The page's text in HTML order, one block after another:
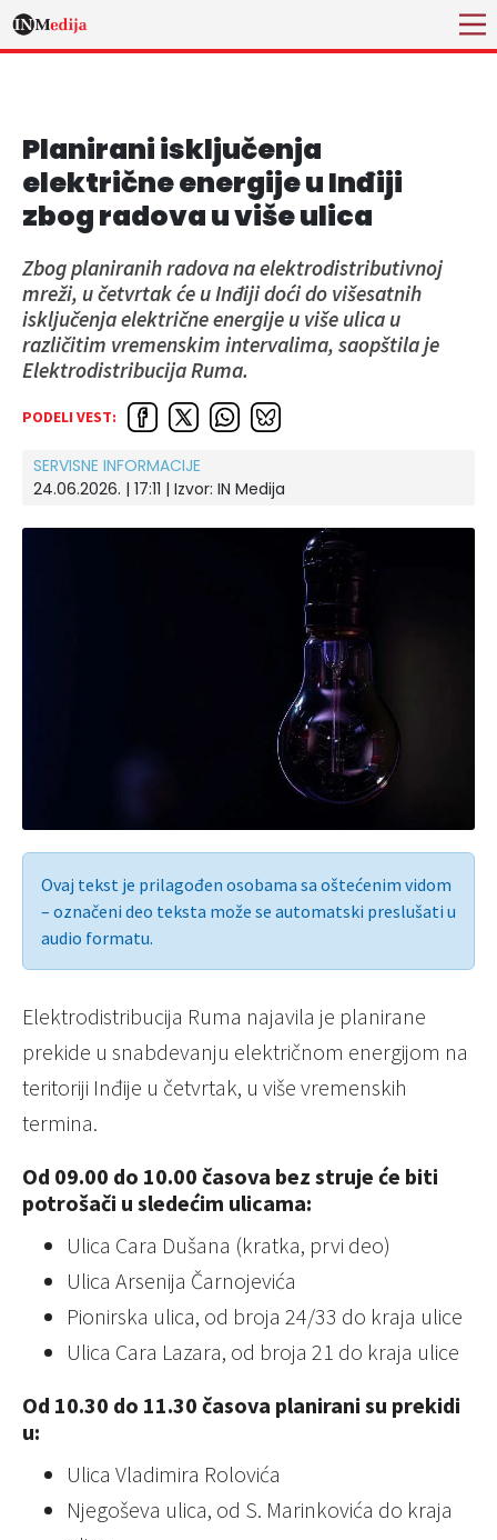
Planirani isključenja
električne energije u Inđiji
zbog radova u više ulica
Zbog planiranih radova na elektrodistributivnoj
mreži, u četvrtak će u Inđiji doći do višesatnih
isključenja električne energije u više ulica u
različitim vremenskim intervalima, saopštila je
Elektrodistribucija Ruma.
PODELI VEST:
SERVISNE INFORMACIJE
24.06.2026. | 17:11 | Izvor: IN Medija
Ovaj tekst je prilagođen osobama sa oštećenim vidom
– označeni deo teksta može se automatski preslušati u
audio formatu.
Elektrodistribucija Ruma najavila je planirane
prekide u snabdevanju električnom energijom na
teritoriji Inđije u četvrtak, u više vremenskih
termina.
Od 09.00 do 10.00 časova bez struje će biti
potrošači u sledećim ulicama:
Ulica Cara Dušana (kratka, prvi deo)
Ulica Arsenija Čarnojevića
Pionirska ulica, od broja 24/33 do kraja ulice
Ulica Cara Lazara, od broja 21 do kraja ulice
Od 10.30 do 11.30 časova planirani su prekidi
u:
Ulica Vladimira Rolovića
Njegoševa ulica, od S. Marinkovića do kraja